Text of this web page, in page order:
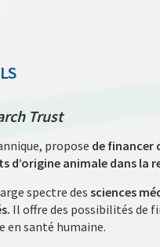
Trust
propose de financer
animale dans la
spectre dessciences
Il offre des possibilités de
en santé humaine.